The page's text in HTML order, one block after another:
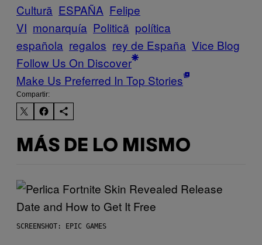
Cultură ESPAÑA Felipe
VI monarquía Politică política
española regalos rey de España Vice Blog
Follow Us On Discover
Make Us Preferred In Top Stories
Compartir:
MÁS DE LO MISMO
SCREENSHOT: EPIC GAMES